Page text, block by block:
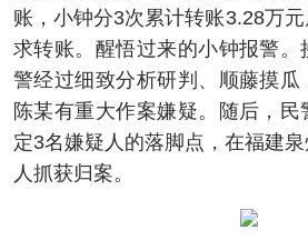
账，小钟分3次累计转账3.28万
求转账。醒悟过来的小钟报警。
警经过细致分析研判、顺藤摸瓜
陈某有重大作案嫌疑。随后，
定3名嫌疑人的落脚点，在福建
人抓获归案。